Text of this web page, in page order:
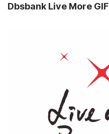
Dbsbank Live More GIF